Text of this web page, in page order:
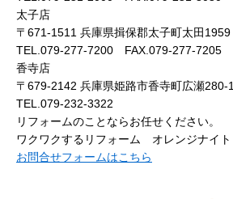
太子店
〒671-1511 兵庫県揖保郡太子町太田1959
TEL.079-277-7200 FAX.079-277-7205
香寺店
〒679-2142 兵庫県姫路市香寺町広瀬280-1
TEL.079-232-3322
リフォームのことならお任せください。
ワクワクするリフォーム オレンジナイト
お問合せフォームはこちら